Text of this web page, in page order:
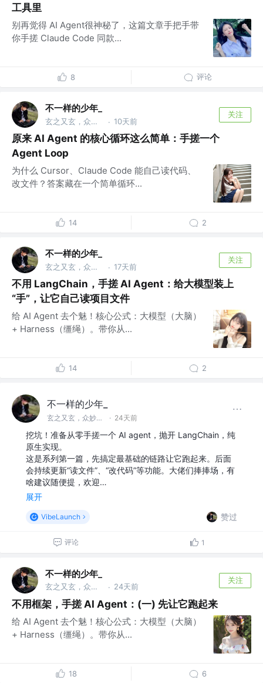
工具里
别再觉得 AI Agent很神秘了，这篇文章手把手带
你手搓 Claude Code 同款...
8 评论
不一样的少年_
玄之又玄，众妙之门 · 10天前
关注
原来 AI Agent 的核心循环这么简单：手搓一个
Agent Loop
为什么 Cursor、Claude Code 能自己读代码、
改文件？答案藏在一个简单循环...
14 2
不一样的少年_
玄之又玄，众妙之门 · 17天前
关注
不用 LangChain，手搓 AI Agent：给大模型装上
“手”，让它自己读项目文件
给 AI Agent 去个魅！核心公式：大模型（大脑）
+ Harness（缰绳）。带你从...
14 2
不一样的少年_
玄之又玄，众妙之门 · 24天前
挖坑！准备从零手搓一个 AI agent，抛开 LangChain，纯
原生实现。
这是系列第一篇，先搞定最基础的链路让它跑起来。后面
会持续更新“读文件”、“改代码”等功能。大佬们捧捧场，有
啥建议随便提，欢迎…
展开
VibeLaunch 赞过
评论 1
不一样的少年_
玄之又玄，众妙之门 · 24天前
关注
不用框架，手搓 AI Agent：(一) 先让它跑起来
给 AI Agent 去个魅！核心公式：大模型（大脑）
+ Harness（缰绳）。带你从...
18 6